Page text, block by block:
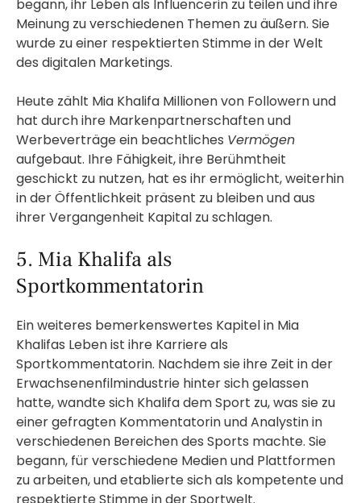
begann, ihr Leben als Influencerin zu teilen und ihre
Meinung zu verschiedenen Themen zu äußern. Sie
wurde zu einer respektierten Stimme in der Welt
des digitalen Marketings.
Heute zählt Mia Khalifa Millionen von Followern und
hat durch ihre Markenpartnerschaften und
Werbeverträge ein beachtliches Vermögen
aufgebaut. Ihre Fähigkeit, ihre Berühmtheit
geschickt zu nutzen, hat es ihr ermöglicht, weiterhin
in der Öffentlichkeit präsent zu bleiben und aus
ihrer Vergangenheit Kapital zu schlagen.
5. Mia Khalifa als
Sportkommentatorin
Ein weiteres bemerkenswertes Kapitel in Mia
Khalifas Leben ist ihre Karriere als
Sportkommentatorin. Nachdem sie ihre Zeit in der
Erwachsenenfilmindustrie hinter sich gelassen
hatte, wandte sich Khalifa dem Sport zu, was sie zu
einer gefragten Kommentatorin und Analystin in
verschiedenen Bereichen des Sports machte. Sie
begann, für verschiedene Medien und Plattformen
zu arbeiten, und etablierte sich als kompetente und
respektierte Stimme in der Sportwelt.